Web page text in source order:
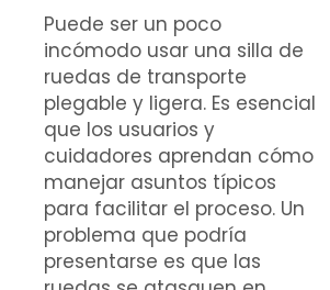
Puede ser un poco
incómodo usar una silla de
ruedas de transporte
plegable y ligera. Es esencial
que los usuarios y
cuidadores aprendan cómo
manejar asuntos típicos
para facilitar el proceso. Un
problema que podría
presentarse es que las